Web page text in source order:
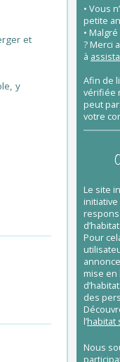
et
y
• Vous
petite
•
? Merci
à
Afin de
vérifiée
peut
votre
Le site
initiative
Pour
mise
des
l’habitat
Nous